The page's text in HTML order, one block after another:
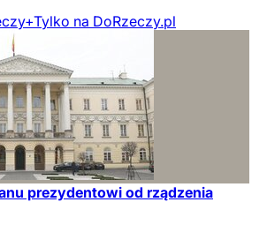
Tylko na DoRzeczy.pl
prezydentowi od rządzenia